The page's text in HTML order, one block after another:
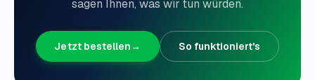
sagen Ihnen, was wir tun würden.
Jetzt bestellen→ So funktioniert's